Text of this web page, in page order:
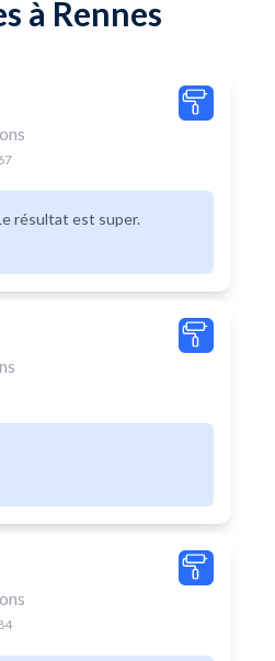
à Rennes
résultat est super.